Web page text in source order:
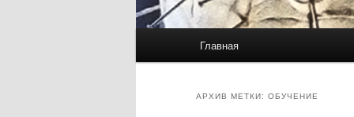
Перейти к основному
Перейти к
Главная
АРХИВ МЕТКИ: ОБУЧЕНИЕ